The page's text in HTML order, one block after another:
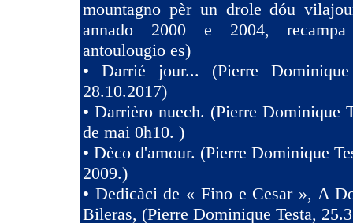
mountagno pèr un drole dóu
annado 2000 e 2004,
antoulougio es)
• Darrié jour... (Pierre
28.10.2017)
• Darrièro nuech. (Pierre Dominique
de mai 0h10. )
• Dèco d'amour. (Pierre Dominique
2009.)
• Dedicàci de « Fino e Cesar », A
Bileras, (Pierre Dominique Testa,